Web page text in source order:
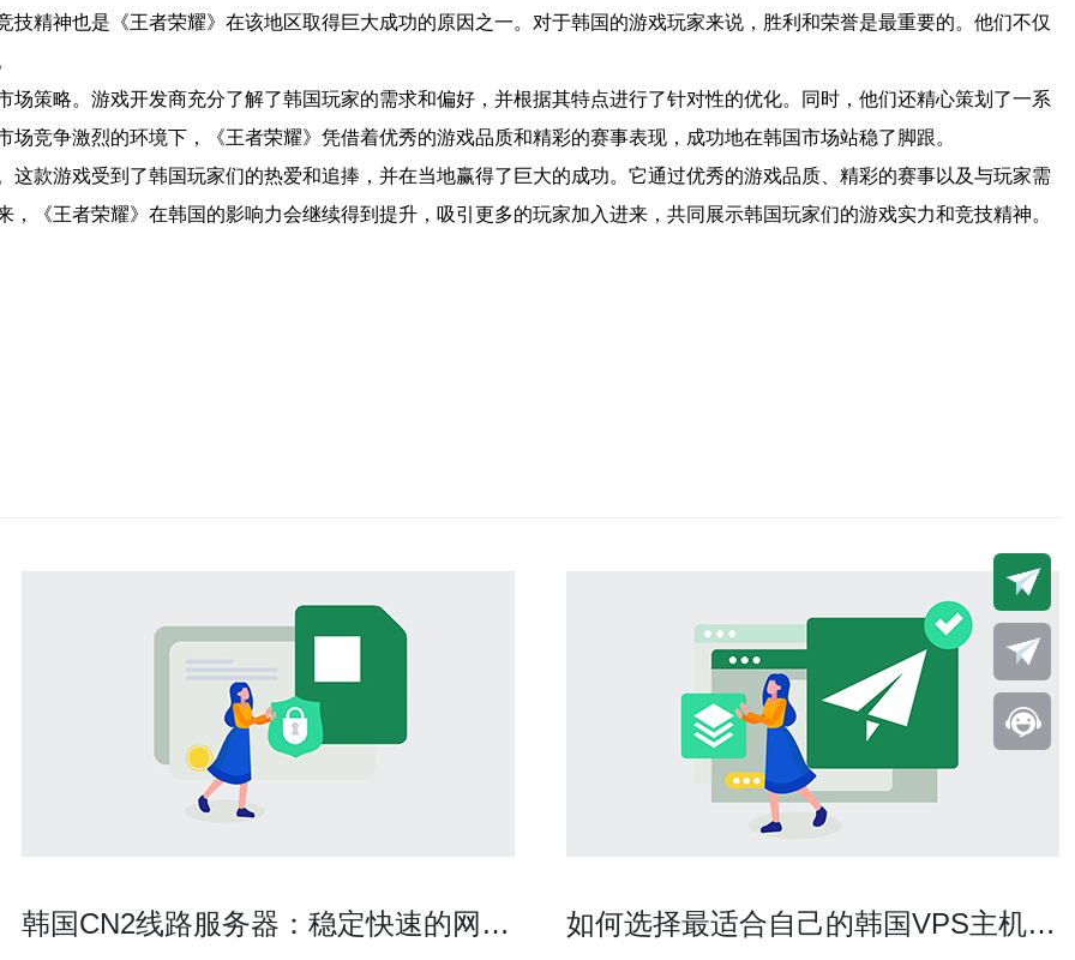
精神也是《王者荣耀》在该地区取得巨大成功的原因之一。对于韩国的游戏玩家来说，胜利和荣誉是最重要的。他们不仅
策略。游戏开发商充分了解了韩国玩家的需求和偏好，并根据其特点进行了针对性的优化。同时，他们还精心策划了一系
竞争激烈的环境下，《王者荣耀》凭借着优秀的游戏品质和精彩的赛事表现，成功地在韩国市场站稳了脚跟。
款游戏受到了韩国玩家们的热爱和追捧，并在当地赢得了巨大的成功。它通过优秀的游戏品质、精彩的赛事以及与玩家需
《王者荣耀》在韩国的影响力会继续得到提升，吸引更多的玩家加入进来，共同展示韩国玩家们的游戏实力和竞技精神。
韩国CN2线路服务器：稳定快速的网络
如何选择最适合自己的韩国VPS主机服